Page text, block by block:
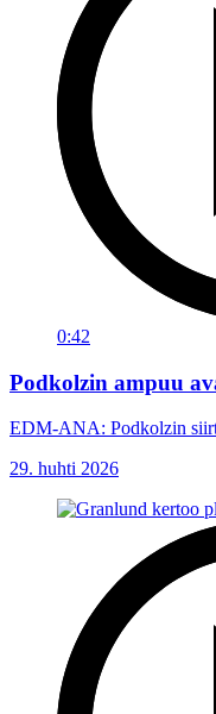
0:42
Podkolzin ampuu
EDM-ANA: Podkolzin
29. huhti 2026